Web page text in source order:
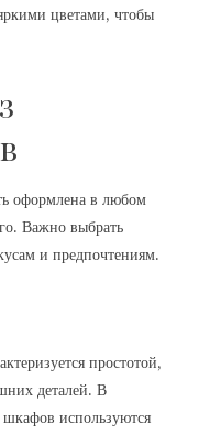
цветами, чтобы
оформлена в любом
Важно выбрать
и предпочтениям.
простотой,
деталей. В
используются